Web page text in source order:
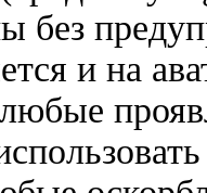
без
и на